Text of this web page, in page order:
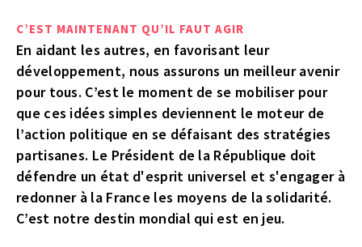
C’EST MAINTENANT QU’IL FAUT AGIR
En aidant les autres, en favorisant leur
développement, nous assurons un meilleur avenir
pour tous. C’est le moment de se mobiliser pour
que ces idées simples deviennent le moteur de
l’action politique en se défaisant des stratégies
partisanes. Le Président de la République doit
défendre un état d'esprit universel et s'engager à
redonner à la France les moyens de la solidarité.
C’est notre destin mondial qui est en jeu.